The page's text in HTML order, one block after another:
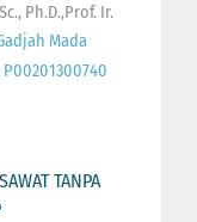
Ph.D.,Prof. Ir.
Mada
TANPA